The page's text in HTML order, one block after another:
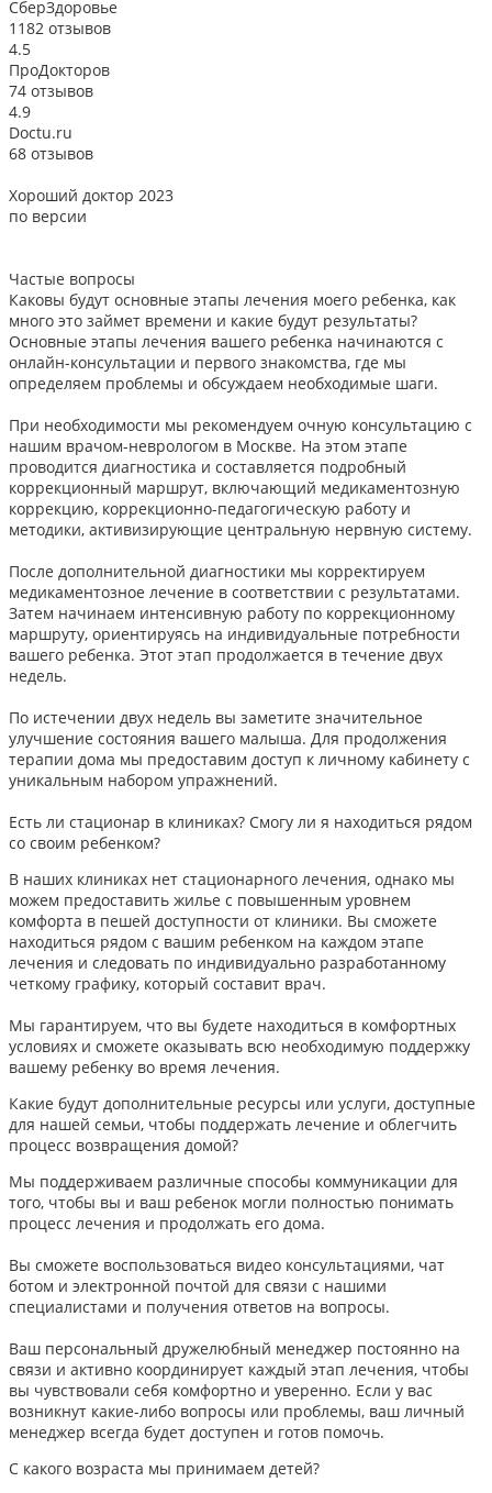
СберЗдоровье
1182 отзывов
4.5
ПроДокторов
74 отзывов
4.9
Doctu.ru
68 отзывов
Хороший доктор 2023
по версии
Частые вопросы
Каковы будут основные этапы лечения моего ребенка, как
много это займет времени и какие будут результаты?
Основные этапы лечения вашего ребенка начинаются с
онлайн-консультации и первого знакомства, где мы
определяем проблемы и обсуждаем необходимые шаги.
При необходимости мы рекомендуем очную консультацию с
нашим врачом-неврологом в Москве. На этом этапе
проводится диагностика и составляется подробный
коррекционный маршрут, включающий медикаментозную
коррекцию, коррекционно-педагогическую работу и
методики, активизирующие центральную нервную систему.
После дополнительной диагностики мы корректируем
медикаментозное лечение в соответствии с результатами.
Затем начинаем интенсивную работу по коррекционному
маршруту, ориентируясь на индивидуальные потребности
вашего ребенка. Этот этап продолжается в течение двух
недель.
По истечении двух недель вы заметите значительное
улучшение состояния вашего малыша. Для продолжения
терапии дома мы предоставим доступ к личному кабинету с
уникальным набором упражнений.
Есть ли стационар в клиниках? Смогу ли я находиться рядом
со своим ребенком?
В наших клиниках нет стационарного лечения, однако мы
можем предоставить жилье с повышенным уровнем
комфорта в пешей доступности от клиники. Вы сможете
находиться рядом с вашим ребенком на каждом этапе
лечения и следовать по индивидуально разработанному
четкому графику, который составит врач.
Мы гарантируем, что вы будете находиться в комфортных
условиях и сможете оказывать всю необходимую поддержку
вашему ребенку во время лечения.
Какие будут дополнительные ресурсы или услуги, доступные
для нашей семьи, чтобы поддержать лечение и облегчить
процесс возвращения домой?
Мы поддерживаем различные способы коммуникации для
того, чтобы вы и ваш ребенок могли полностью понимать
процесс лечения и продолжать его дома.
Вы сможете воспользоваться видео консультациями, чат
ботом и электронной почтой для связи с нашими
специалистами и получения ответов на вопросы.
Ваш персональный дружелюбный менеджер постоянно на
связи и активно координирует каждый этап лечения, чтобы
вы чувствовали себя комфортно и уверенно. Если у вас
возникнут какие-либо вопросы или проблемы, ваш личный
менеджер всегда будет доступен и готов помочь.
С какого возраста мы принимаем детей?